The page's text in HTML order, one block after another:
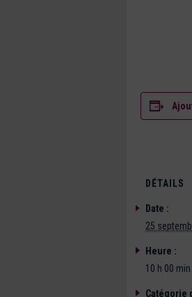
DÉTAILS
Date :
25
Heure :
10 h 00
Catégorie